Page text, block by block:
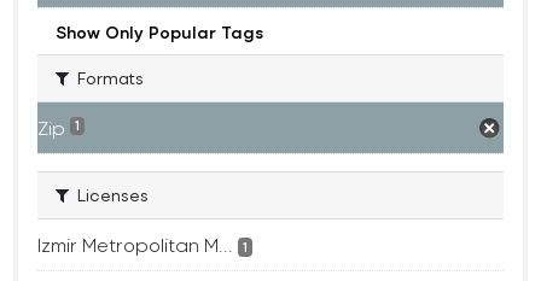
Show Only Popular Tags
Formats
Zip 1
Licenses
Izmir Metropolitan M... 1